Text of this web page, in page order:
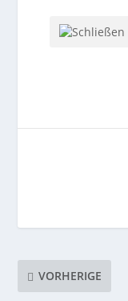
VORHERIGE